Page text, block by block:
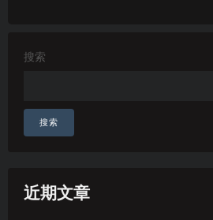
搜索
搜索
近期文章